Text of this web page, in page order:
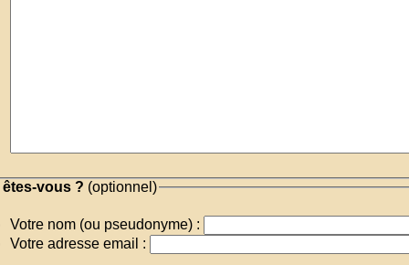
êtes-vous ? (optionnel)
Votre nom (ou pseudonyme) :
Votre adresse email :